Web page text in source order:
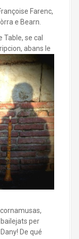
Farenc,
e Bearn.
se cal
abans le
per
De qué